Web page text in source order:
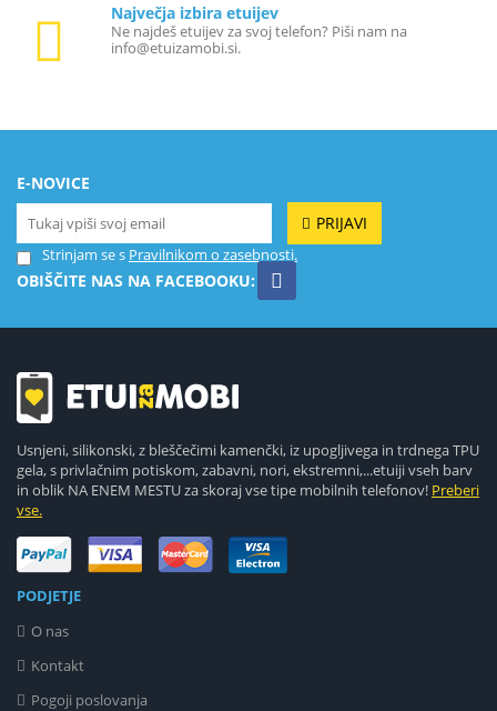
Največja izbira etuijev
Ne najdeš etuijev za svoj telefon? Piši nam na
info@etuizamobi.si.
E-NOVICE
PRIJAVI
Strinjam se s Pravilnikom o zasebnosti.
OBIŠČITE NAS NA FACEBOOKU:
Usnjeni, silikonski, z bleščečimi kamenčki, iz upogljivega in trdnega TPU
gela, s privlačnim potiskom, zabavni, nori, ekstremni,...etuiji vseh barv
in oblik NA ENEM MESTU za skoraj vse tipe mobilnih telefonov! Preberi
vse.
PODJETJE
O nas
Kontakt
Pogoji poslovanja